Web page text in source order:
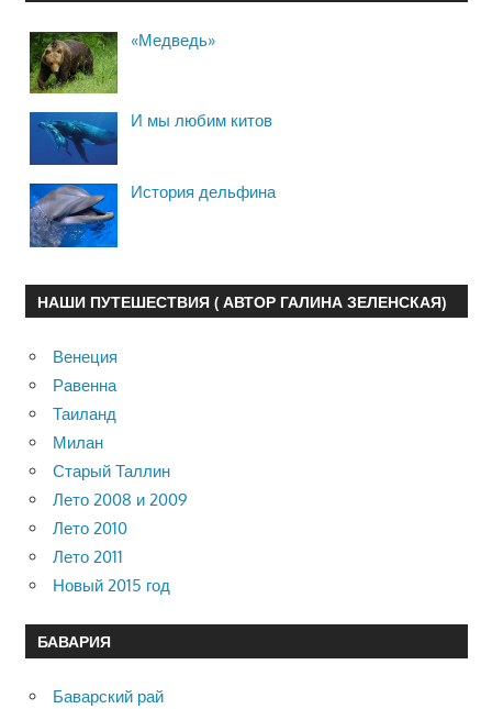
«Медведь»
И мы любим китов
История дельфина
НАШИ ПУТЕШЕСТВИЯ ( АВТОР ГАЛИНА ЗЕЛЕНСКАЯ)
Венеция
Равенна
Таиланд
Милан
Старый Таллин
Лето 2008 и 2009
Лето 2010
Лето 2011
Новый 2015 год
БАВАРИЯ
Баварский рай